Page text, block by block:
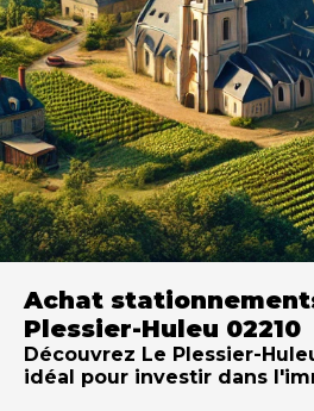
Achat
Plessier-Huleu 02210
Découvrez Le Plessier-
idéal pour investir dans